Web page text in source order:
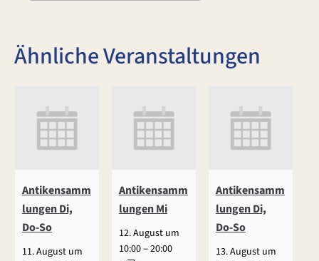
Ähnliche Veranstaltungen
Antikensamm
lungen Di,
Do-So
11. August um
Antikensamm
lungen Mi
12. August um
10:00–20:00
Antikensamm
lungen Di,
Do-So
13. August um